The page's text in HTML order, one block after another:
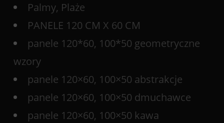
Palmy, Plaże
PANELE 120 CM X 60 CM
panele 120*60, 100*50 geometryczne
wzory
panele 120×60, 100×50 abstrakcje
panele 120×60, 100×50 dmuchawce
panele 120×60, 100×50 kawa